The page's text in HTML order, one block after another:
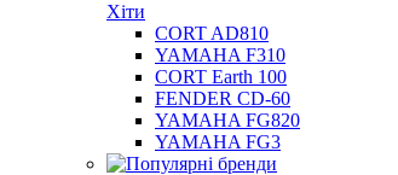
Хіти
CORT AD810
YAMAHA F310
CORT Earth 100
FENDER CD-60
YAMAHA FG820
YAMAHA FG3